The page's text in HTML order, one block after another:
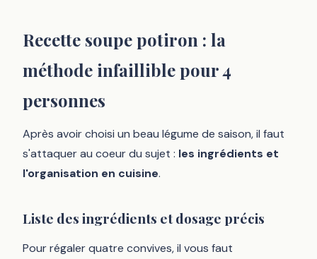
Recette soupe potiron : la
méthode infaillible pour 4
personnes
Après avoir choisi un beau légume de saison, il faut
s'attaquer au coeur du sujet : les ingrédients et
l'organisation en cuisine.
Liste des ingrédients et dosage précis
Pour régaler quatre convives, il vous faut